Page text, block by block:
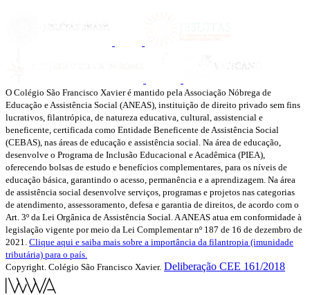
O Colégio São Francisco Xavier é mantido pela Associação Nóbrega de
Educação e Assistência Social (ANEAS), instituição de direito privado sem fins
lucrativos, filantrópica, de natureza educativa, cultural, assistencial e
beneficente, certificada como Entidade Beneficente de Assistência Social
(CEBAS), nas áreas de educação e assistência social. Na área de educação,
desenvolve o Programa de Inclusão Educacional e Acadêmica (PIEA),
oferecendo bolsas de estudo e benefícios complementares, para os níveis de
educação básica, garantindo o acesso, permanência e a aprendizagem. Na área
de assistência social desenvolve serviços, programas e projetos nas categorias
de atendimento, assessoramento, defesa e garantia de direitos, de acordo com o
Art. 3º da Lei Orgânica de Assistência Social. A ANEAS atua em conformidade à
legislação vigente por meio da Lei Complementar nº 187 de 16 de dezembro de
2021. Clique aqui e saiba mais sobre a importância da filantropia (imunidade
tributária) para o país.
Copyright. Colégio São Francisco Xavier. Deliberação CEE 161/2018